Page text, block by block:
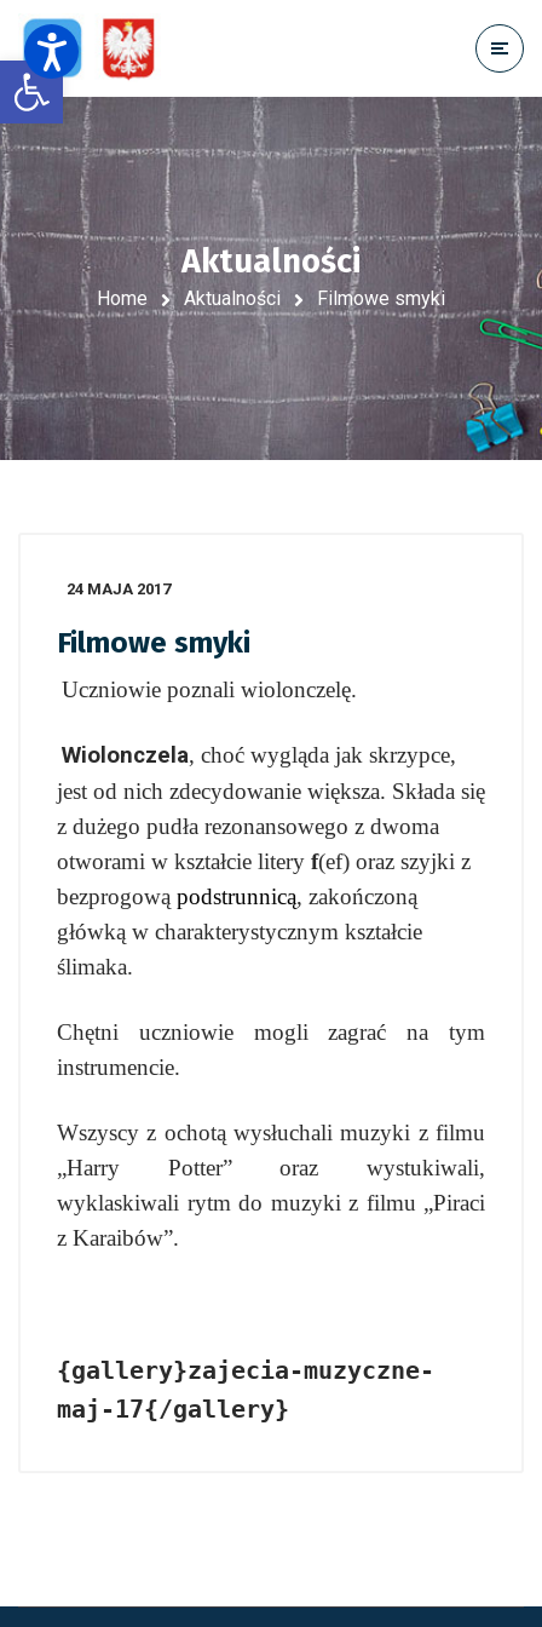
Open toolbar
Aktualności
Home Aktualności Filmowe smyki
24 MAJA 2017
Filmowe smyki
Uczniowie poznali wiolonczelę.
Wiolonczela, choć wygląda jak skrzypce,
jest od nich zdecydowanie większa. Składa się
z dużego pudła rezonansowego z dwoma
otworami w kształcie litery f(ef) oraz szyjki z
bezprogową podstrunnicą, zakończoną
główką w charakterystycznym kształcie
ślimaka.
Chętni uczniowie mogli zagrać na tym
instrumencie.
Wszyscy z ochotą wysłuchali muzyki z filmu
„Harry Potter” oraz wystukiwali,
wyklaskiwali rytm do muzyki z filmu „Piraci
z Karaibów”.
{gallery}zajecia-muzyczne-
maj-17{/gallery}